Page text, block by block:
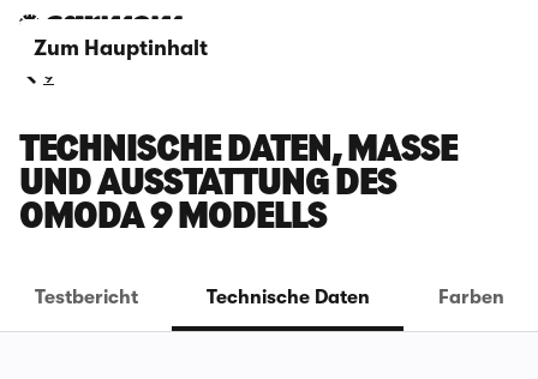
Zum Hauptinhalt
9
TECHNISCHE DATEN, MASSE U
ND AUSSTATTUNG DES O
MODA 9 MODELLS
Testbericht Technische Daten Farben